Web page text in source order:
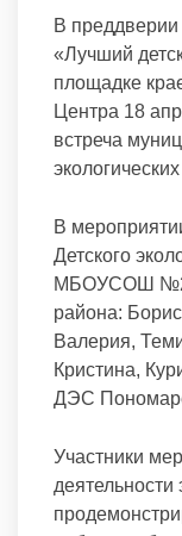
В
«Лучший
площадке
Центра 18
встреча
В
Детского
МБОУСОШ №25
района:
Валерия,
Кристина,
ДЭС
Участники
деятельности